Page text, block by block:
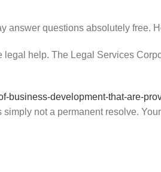
questions absolutely free.
help. The Legal Services
business-development-that-are-
simply not a permanent resolve.